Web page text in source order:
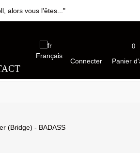
alors vous l'êtes..."
Français
Connecter
0
Panier
(Bridge) - BADASS